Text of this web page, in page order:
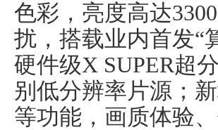
色彩，亮度高达
扰，搭载业内首发“
硬件级X SUPER超
别低分辨率片源；
等功能，画质体验